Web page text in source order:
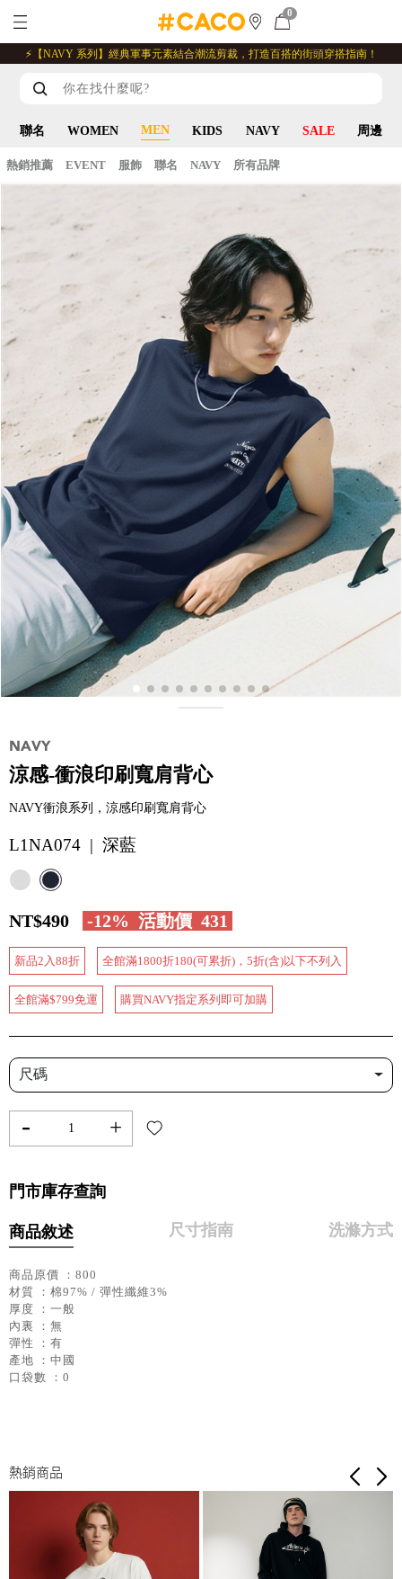
0
⚡【NAVY 系列】經典軍事元素結合潮流剪裁，打造百搭的街頭穿搭指南！
聯名 WOMEN MEN KIDS NAVY SALE 周邊
熱銷推薦 EVENT 服飾 聯名 NAVY 所有品牌
涼感-衝浪印刷寬肩背心
NAVY衝浪系列，涼感印刷寬肩背心
L1NA074 | 深藍
NT$490 -12% 活動價 431
新品2入88折 全館滿1800折180(可累折)，5折(含)以下不列入
全館滿$799免運 購買NAVY指定系列即可加購
尺碼
- +
門市庫存查詢
商品敘述 尺寸指南 洗滌方式
商品原價 ：800
材質 ：棉97% / 彈性纖維3%
厚度 ：一般
內裏 ：無
彈性 ：有
產地 ：中國
口袋數 ：0
熱銷商品